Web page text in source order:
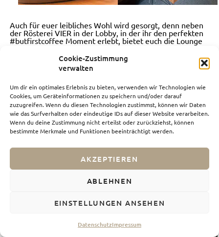
Cookie-Zustimmung
verwalten
Um dir ein optimales Erlebnis zu bieten, verwenden wir Technologien wie
Cookies, um Geräteinformationen zu speichern und/oder darauf
zuzugreifen. Wenn du diesen Technologien zustimmst, können wir Daten
wie das Surfverhalten oder eindeutige IDs auf dieser Website verarbeiten.
Wenn du deine Zustimmung nicht erteilst oder zurückziehst, können
bestimmte Merkmale und Funktionen beeinträchtigt werden.
AKZEPTIEREN
ABLEHNEN
EINSTELLUNGEN ANSEHEN
DatenschutzImpressum
Auch für euer leibliches Wohl wird gesorgt, denn neben
der Rösterei VIER in der Lobby, in der ihr den perfekten
#butfirstcoffee Moment erlebt, bietet euch die Lounge
auch japanisches Soulfood at its best für all jene, die
fernöstliche Köstlichkeiten schätzen. Denn über den
Dächern von Little Tokio könnt ihr hier im Me and all
Hotel den besten Ramen und andere japanische
Ferne schweifen zu müssen.
Ich könnte nun noch erwähnen, dass das beliebte Hotel
seinen sportlichen Gästen den ersten Vertical Parcours
Deutschlands bietet, der sich durch das gesamte
Treppenhaus zieht und auf jeder Etage mit neuen,
perfekt aufeinander abgestimmten Übungen
Landeshauptstadt steht euch (so wie mir) vielleicht nicht
mehr unbedingt der Sinn nach Training. Wenn doch, dann
seid ihr eingeladen euch hier ordentlich auszupowern!